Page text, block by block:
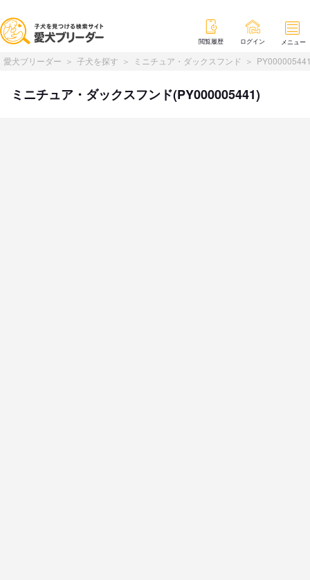
閲覧履歴 ログイン メニュー
愛犬ブリーダー 子犬を探す ミニチュア・ダックスフンド
ミニチュア・ダックスフンド(PY000005441)